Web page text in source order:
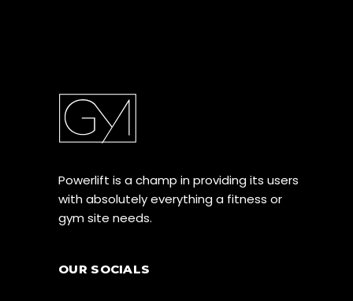
Powerlift is a champ in providing its users
with absolutely everything a fitness or
gym site needs.
OUR SOCIALS